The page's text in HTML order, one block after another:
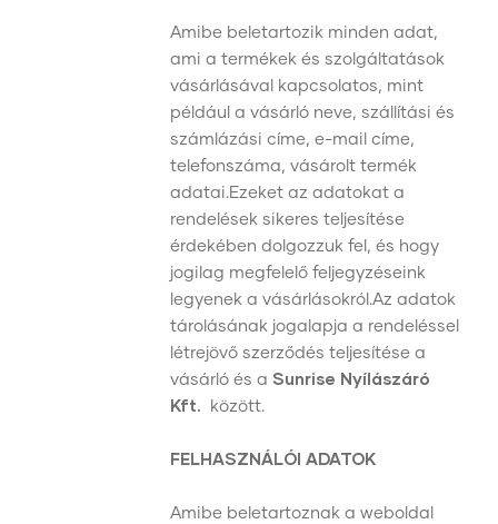
Amibe beletartozik minden adat,
ami a termékek és szolgáltatások
vásárlásával kapcsolatos, mint
például a vásárló neve, szállítási és
számlázási címe, e-mail címe,
telefonszáma, vásárolt termék
adatai.Ezeket az adatokat a
rendelések sikeres teljesítése
érdekében dolgozzuk fel, és hogy
jogilag megfelelő feljegyzéseink
legyenek a vásárlásokról.Az adatok
tárolásának jogalapja a rendeléssel
létrejövő szerződés teljesítése a
vásárló és a Sunrise Nyílászáró
Kft. között.
FELHASZNÁLÓI ADATOK
Amibe beletartoznak a weboldal